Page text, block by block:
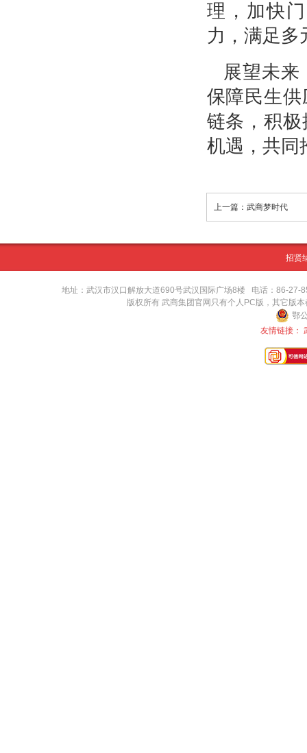
理，加快
力，满足多
展望未
保障民生
链条，积
机遇，共同
上一篇：武商梦时代
招贤
地址：武汉市汉口解放大道690号武汉国际广场8楼 电话：86-
版权所有 武商集团官网只有个人PC版，其它版
鄂
友情链接：